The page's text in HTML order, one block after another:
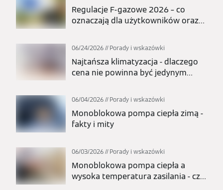
Regulacje F-gazowe 2026 – co
oznaczają dla użytkowników oraz
06/24/2026 Porady i wskazówki
Najtańsza klimatyzacja - dlaczego
cena nie powinna być jedynym
06/04/2026 Porady i wskazówki
Monoblokowa pompa ciepła zimą -
fakty i mity
06/03/2026 Porady i wskazówki
Monoblokowa pompa ciepła a
wysoka temperatura zasilania - czy